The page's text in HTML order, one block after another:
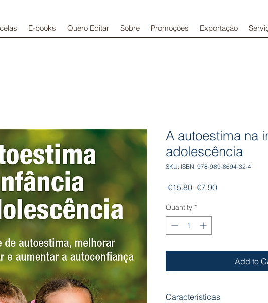
E-books Quero Editar Sobre Promoções Exportação
A autoestima na
adolescência
SKU: ISBN: 978-989-8694-32-4
€15.80 Regular
€7.90Sale
Quantity *
Add to
Características